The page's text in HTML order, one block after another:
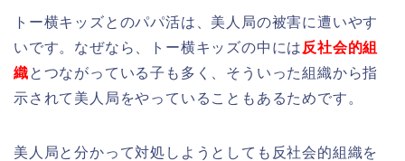
トー横キッズとのパパ活は、美人局の被害に遭いやす
いです。 なぜなら、トー横キッズの中には 反社会的組
織とつながっている子も多く、そういった組織から指
示されて美人局をやっていることもあるためです。
美人局と分かって対処しようとしても反社会的組織を